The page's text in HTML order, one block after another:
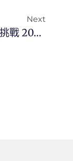
Next
365攝影挑戰 20260417(五)106/365 Day3760